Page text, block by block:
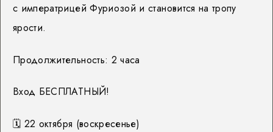
с императрицей Фуриозой и становится на тропу
ярости.
Продолжительность: 2 часа
Вход БЕСПЛАТНЫЙ!
🗓 22 октября (воскресенье)